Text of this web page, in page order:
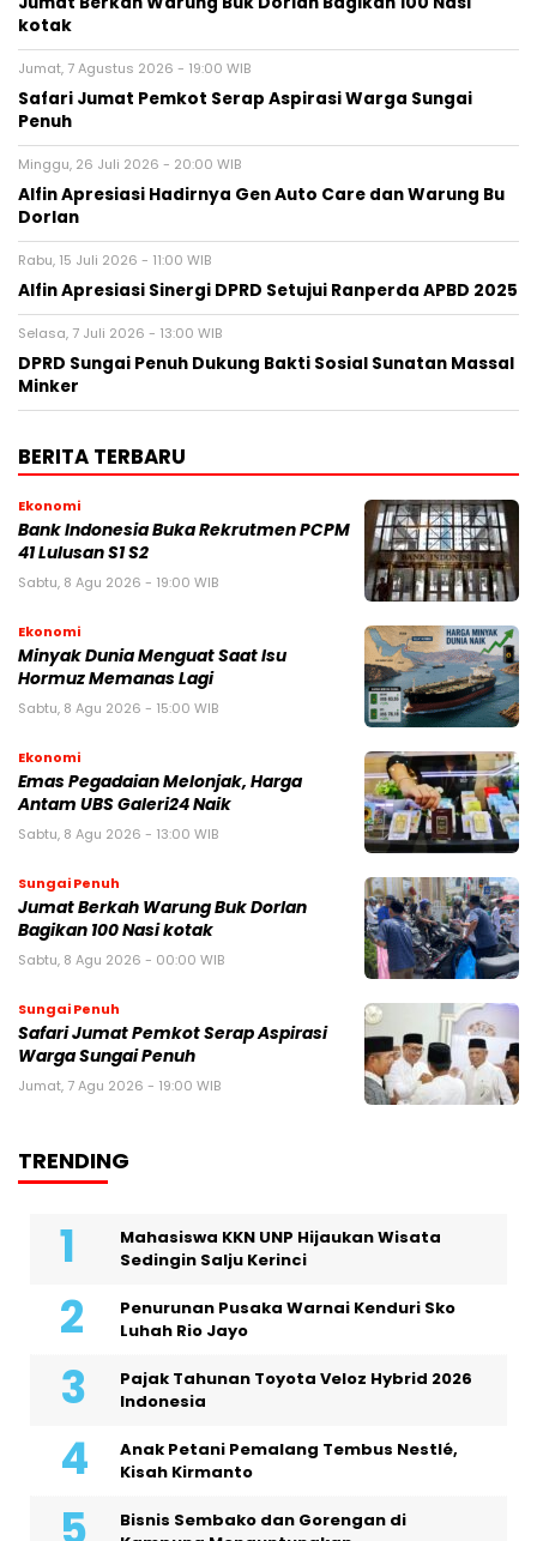
kotak
Jumat, 7 Agustus 2026 - 19:00 WIB
Safari Jumat Pemkot Serap Aspirasi Warga Sungai
Penuh
Minggu, 26 Juli 2026 - 20:00 WIB
Alfin Apresiasi Hadirnya Gen Auto Care dan Warung Bu
Dorlan
Rabu, 15 Juli 2026 - 11:00 WIB
Alfin Apresiasi Sinergi DPRD Setujui Ranperda APBD 2025
Selasa, 7 Juli 2026 - 13:00 WIB
DPRD Sungai Penuh Dukung Bakti Sosial Sunatan Massal
Minker
BERITA TERBARU
Ekonomi
Bank Indonesia Buka Rekrutmen PCPM
41 Lulusan S1 S2
Sabtu, 8 Agu 2026 - 19:00 WIB
Ekonomi
Minyak Dunia Menguat Saat Isu
Hormuz Memanas Lagi
Sabtu, 8 Agu 2026 - 15:00 WIB
Ekonomi
Emas Pegadaian Melonjak, Harga
Antam UBS Galeri24 Naik
Sabtu, 8 Agu 2026 - 13:00 WIB
Sungai Penuh
Jumat Berkah Warung Buk Dorlan
Bagikan 100 Nasi kotak
Sabtu, 8 Agu 2026 - 00:00 WIB
Sungai Penuh
Safari Jumat Pemkot Serap Aspirasi
Warga Sungai Penuh
Jumat, 7 Agu 2026 - 19:00 WIB
TRENDING
Mahasiswa KKN UNP Hijaukan Wisata
Sedingin Salju Kerinci
Penurunan Pusaka Warnai Kenduri Sko
Luhah Rio Jayo
Pajak Tahunan Toyota Veloz Hybrid 2026
Indonesia
Anak Petani Pemalang Tembus Nestlé,
Kisah Kirmanto
Bisnis Sembako dan Gorengan di